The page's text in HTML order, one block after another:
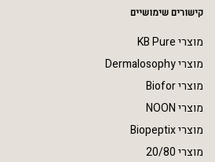
קישורים שימושיים
מוצרי KB Pure
מוצרי Dermalosophy
מוצרי Biofor
מוצרי NOON
מוצרי Biopeptix
מוצרי 20/80